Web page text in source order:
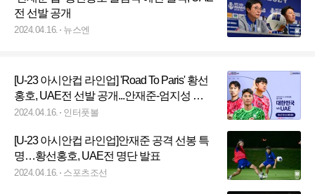
전 선발 공개
2024.04.16. 뉴스엔
[U-23 아시안컵 라인업] 'Road To Paris' 황선
홍호, UAE전 선발 공개...안재준-엄지성 출
격!
2024.04.16. 인터풋볼
[U-23 아시안컵 라인업]안재준 공격 선봉 특
명…황선홍호, UAE전 명단 발표
2024.04.16. 스포츠조선